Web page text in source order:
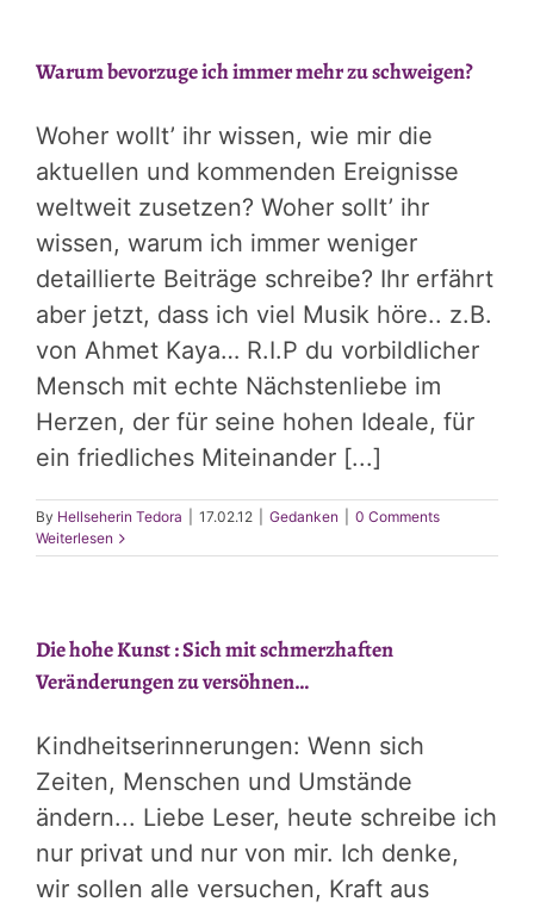
Warum bevorzuge ich immer mehr zu schweigen?
Woher wollt’ ihr wissen, wie mir die
aktuellen und kommenden Ereignisse
weltweit zusetzen? Woher sollt’ ihr
wissen, warum ich immer weniger
detaillierte Beiträge schreibe? Ihr erfährt
aber jetzt, dass ich viel Musik höre.. z.B.
von Ahmet Kaya… R.I.P du vorbildlicher
Mensch mit echte Nächstenliebe im
Herzen, der für seine hohen Ideale, für
ein friedliches Miteinander [...]
By Hellseherin Tedora 17.02.12 Gedanken
0 Comments
Weiterlesen
Die hohe Kunst : Sich mit schmerzhaften
Veränderungen zu versöhnen…
Kindheitserinnerungen: Wenn sich
Zeiten, Menschen und Umstände
ändern... Liebe Leser, heute schreibe ich
nur privat und nur von mir. Ich denke,
wir sollen alle versuchen, Kraft aus